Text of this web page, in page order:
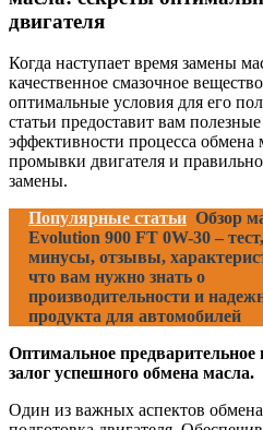
двигателя
Когда наступает время замены
качественное смазочное
оптимальные условия для его
статьи предоставит вам
эффективности процесса обмена
промывки двигателя и
замены.
Популярные статьи Обзор
Evolution 900 FT 0W-30 –
минусы, отзывы,
что вам нужно знать о
производительности и
продукта для автомобилей
Оптимальное предварительное
залог успешного обмена масла.
Один из важных аспектов